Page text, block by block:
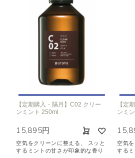
【定期購入・隔月】C02 クリー
ンミント 250ml
15,895円
空気をクリーンに整える、 スッと
するミントの甘さが印象的な香り
【定
ンミ
空気
する